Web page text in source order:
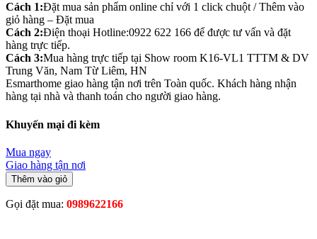
Cách 1:Đặt mua sản phẩm online chỉ với 1 click chuột / Thêm vào
giỏ hàng – Đặt mua
Cách 2:Điện thoại Hotline:0922 622 166 để được tư vấn và đặt
hàng trực tiếp.
Cách 3:Mua hàng trực tiếp tại Show room K16-VL1 TTTM & DV
Trung Văn, Nam Từ Liêm, HN
Esmarthome giao hàng tận nơi trên Toàn quốc. Khách hàng nhận
hàng tại nhà và thanh toán cho người giao hàng.
Khuyến mại đi kèm
Mua ngay
Giao hàng tận nơi
Thêm vào giỏ
Gọi đặt mua: 0989622166